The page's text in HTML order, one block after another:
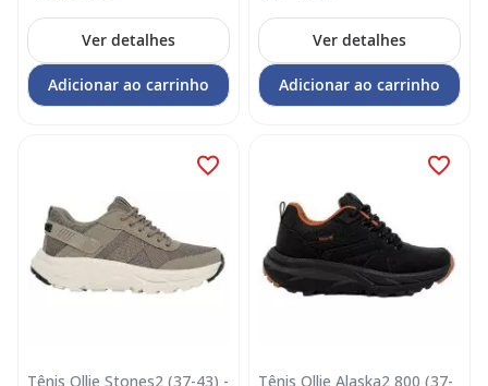
Ver detalhes
Adicionar ao carrinho
Ver detalhes
Adicionar ao carrinho
Tênis Ollie Stones2 (37-43) -
Tênis Ollie Alaska2 800 (37-